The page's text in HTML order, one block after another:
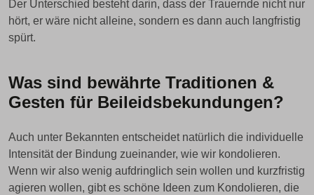
Der Unterschied besteht darin, dass der Trauernde nicht nur
hört, er wäre nicht alleine, sondern es dann auch langfristig
spürt.
Was sind bewährte Traditionen &
Gesten für Beileidsbekundungen?
Auch unter Bekannten entscheidet natürlich die individuelle
Intensität der Bindung zueinander, wie wir kondolieren.
Wenn wir also wenig aufdringlich sein wollen und kurzfristig
agieren wollen, gibt es schöne Ideen zum Kondolieren, die